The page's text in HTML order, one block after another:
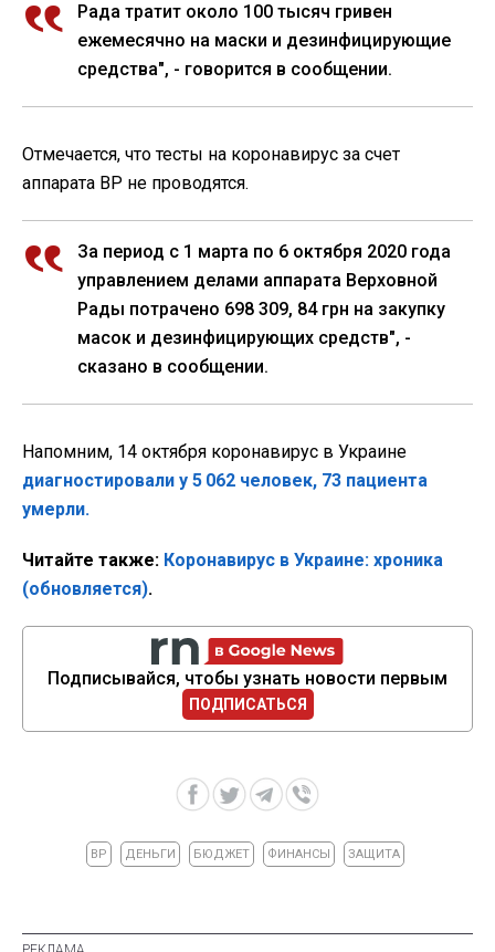
Рада тратит около 100 тысяч гривен
ежемесячно на маски и дезинфицирующие
средства", - говорится в сообщении.
Отмечается, что тесты на коронавирус за счет
аппарата ВР не проводятся.
За период с 1 марта по 6 октября 2020 года
управлением делами аппарата Верховной
Рады потрачено 698 309, 84 грн на закупку
масок и дезинфицирующих средств", -
сказано в сообщении.
Напомним, 14 октября коронавирус в Украине
диагностировали у 5 062 человек, 73 пациента
умерли.
Читайте также: Коронавирус в Украине: хроника
(обновляется).
Подписывайся, чтобы узнать новости первым
ПОДПИСАТЬСЯ
ВР ДЕНЬГИ БЮДЖЕТ ФИНАНСЫ ЗАЩИТА